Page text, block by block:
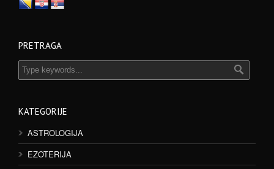
PRETRAGA
KATEGORIJE
ASTROLOGIJA
EZOTERIJA